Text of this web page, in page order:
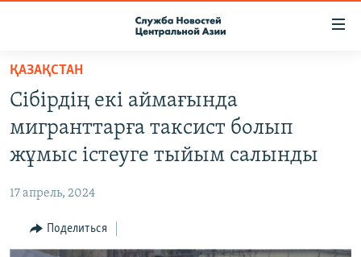
Вернуться
основному
содержанию
Вернутся
главной
навигации
Вернутся
О ПРОЕКТЕ
ПОДПИСКА
КОНТАКТЫ
НАСТОЯЩЕЕ ВРЕМЯ
МИГРАНТ МЕДИА
ҚАЗАҚСТАН
Сібірдің екі аймағында
мигранттарға таксист болып
жұмыс істеуге тыйым салынды
17 апрель, 2024
Поделиться